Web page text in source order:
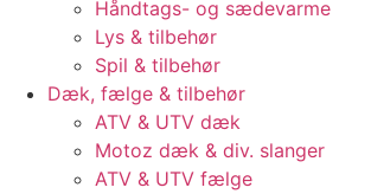
Håndtags- og sædevarme
Lys & tilbehør
Spil & tilbehør
Dæk, fælge & tilbehør
ATV & UTV dæk
Motoz dæk & div. slanger
ATV & UTV fælge